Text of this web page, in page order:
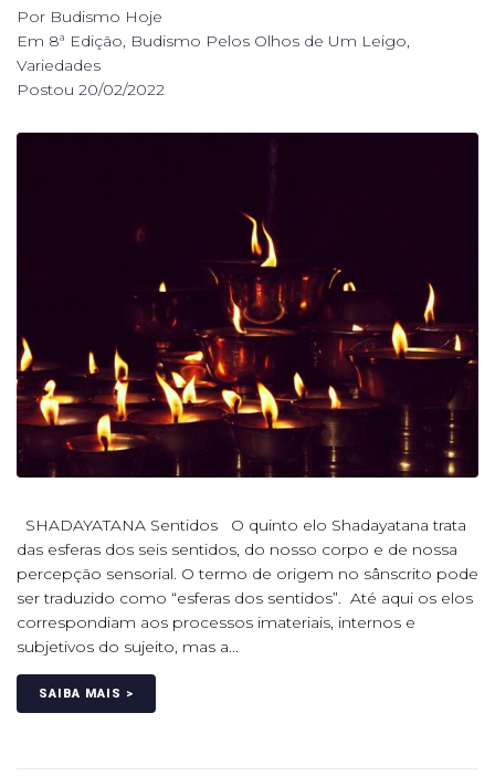
Por Budismo Hoje
Em 8ª Edição Budismo Pelos Olhos de Um Leigo
Variedades
Postou 20/02/2022
SHADAYATANA Sentidos O quinto elo Shadayatana trata
das esferas dos seis sentidos, do nosso corpo e de nossa
percepção sensorial. O termo de origem no sânscrito pode
ser traduzido como “esferas dos sentidos”. Até aqui os elos
correspondiam aos processos imateriais, internos e
subjetivos do sujeito, mas a...
SAIBA MAIS >